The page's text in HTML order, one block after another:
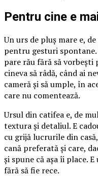
Pentru cine e
Un urs de pluș mare e,
pentru gesturi
pare rău fără să vorbești
cineva să râdă, când ai
cameră și să umple, în
care nu comentează.
Ursul din catifea e, de
textura și detaliul. E
cu grijă lucrurile din
cană preferată și care,
și spune că așa îi place.
fără să fie rece.